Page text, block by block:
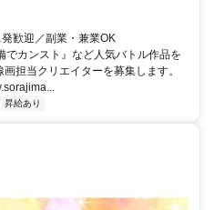
歓迎／副業・兼業OK
でカンスト』など人気バトル作品を
担当クリエイターを募集します。
昇給あり